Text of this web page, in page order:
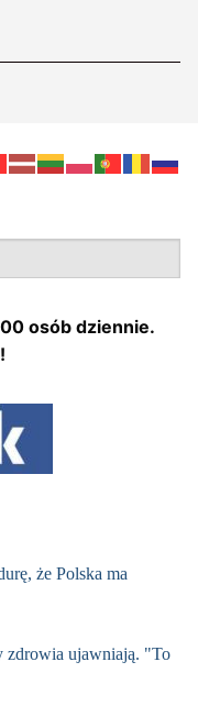
osób dziennie.
że Polska ma
zdrowia ujawniają. "To